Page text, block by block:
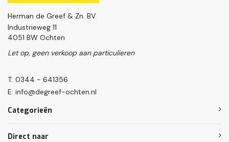
Herman de Greef & Zn. BV.
Industrieweg 11
4051 BW Ochten
Let op, geen verkoop aan particulieren
T: 0344 - 641356
E: info@degreef-ochten.nl
Categorieën
Direct naar